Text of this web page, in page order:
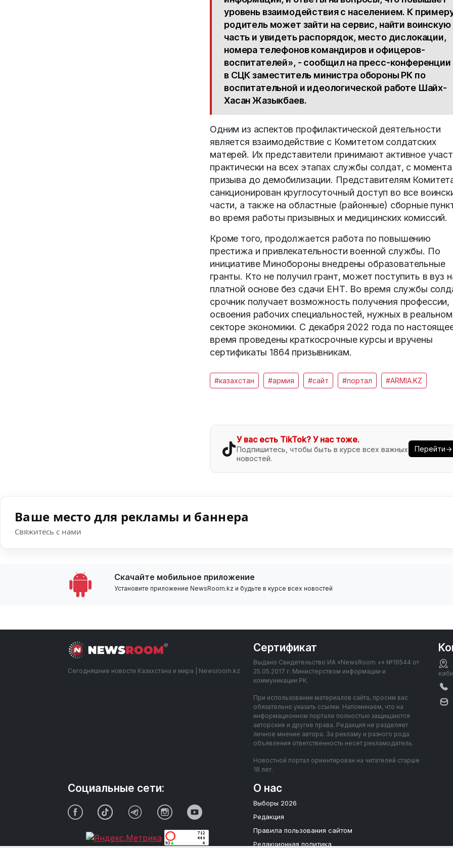
уровень взаимодействия с населением. К
родитель может зайти на сервис, найти воинскую
часть и увидеть распорядок, место дислокации,
номера телефонов командиров и офицеров-
воспитателей», - сообщил на пресс-конференции
в СЦК заместитель министра обороны РК по
воспитательной и идеологической работе Шайх-
Хасан Жазыкбаев.
Одним из аспектов профилактической деятельности
является взаимодействие с Комитетом солдатских
матерей. Их представители принимают активное
практически на всех этапах службы солдат, с момента
призыва до демобилизации. Представителям
санкционирован круглосуточный доступ во все
части, а также на областные (районные) сборные
во время работы призывных и медицинских комиссий.
Кроме того, продолжается работа по повышению
престижа и привлекательности военной службы. По
инициативе Минобороны внедрены образовательные
гранты. Кто не получил грант, может поступить в вуз
платной основе без сдачи ЕНТ. Во время службы
срочник получает возможность получения профессии,
освоения рабочих специальностей, нужных в реальном
секторе экономики. С декабря 2022 года по
время проведены краткосрочные курсы и вручены
сертификаты 1864 призывникам.
#казахстан #армия #сайт #портал #ARMIA.KZ
У вас есть TikTok? У нас тоже.
Подпишитесь, чтобы быть в курсе всех важных
новостей.
Перейти→
Ваше место для рекламы и баннера
Свяжитесь с нами
Скачайте мобильное приложение
Установите приложение NewsRoom.kz и будьте в курсе всех новостей
Сегодняшние новости Казахстана и мира | Newsroom.kz
Сертификат
Выдано Свидетельство ИА «NewsRoom +» №16544 от
25.05.2017 г. Министерством информации и
коммуникации РК.
При использовании материалов сайта, просим вас
обязательно указать ссылки. Напоминаем, что на
информационном портале полностью защищаются
авторские и другие права. Редакция не разделяет
личное мнение автора. За рекламу и разного рода
объявления ответственность несет рекламодатель.
Новостной портал ориентирован на читателей старше
18 лет.
О нас
Выборы 2026
Редакция
Правила пользования сайтом
Редакционная политика
Социальные сети: